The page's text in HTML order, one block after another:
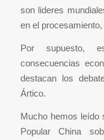
son lideres
en el procesamiento,
Por supuesto,
consecuencias
destacan los
Ártico.
Mucho hemos leído
Popular China